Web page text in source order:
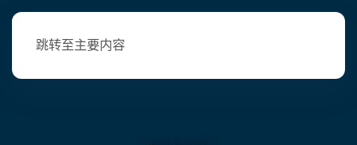
跳转至主要内容